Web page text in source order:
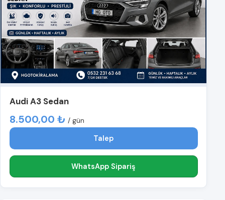
Audi A3 Sedan
8.500,00 ₺ / gün
Talep
WhatsApp Sipariş